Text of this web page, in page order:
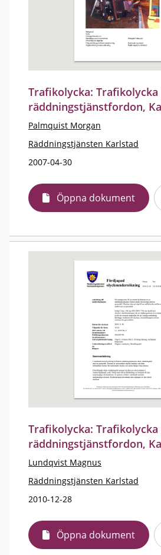
Trafikolycka: Trafikolycka
räddningstjänstfordon,
Palmquist Morgan
Räddningstjänsten Karlstad
2007-04-30
Öppna dokument
Trafikolycka: Trafikolycka
räddningstjänstfordon,
Lundqvist Magnus
Räddningstjänsten Karlstad
2010-12-28
Öppna dokument